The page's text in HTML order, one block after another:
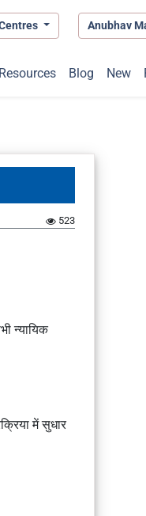
Anubhav
Blog New
523
न्यायिक
में सुधार